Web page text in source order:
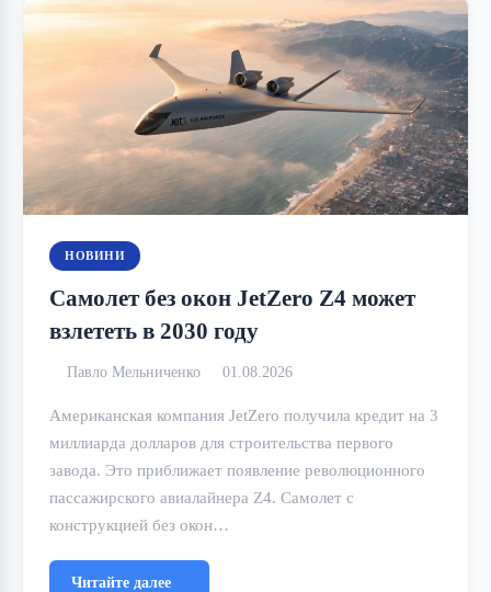
НОВИНИ
Самолет без окон JetZero Z4 может
взлететь в 2030 году
Павло Мельниченко 01.08.2026
Американская компания JetZero получила кредит на 3
миллиарда долларов для строительства первого
завода. Это приближает появление революционного
пассажирского авиалайнера Z4. Самолет с
конструкцией без окон…
Читайте далее